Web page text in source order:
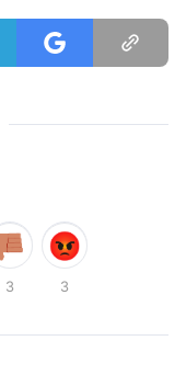
3 3